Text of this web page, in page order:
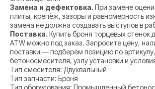
Замена и дефектовка. При замене
плиты, крепёж, зазоры и равномерность
замена не должна создавать выступов в
Поставка. Купить броня торцевых стенок
ATW можно под заказ. Запросите цену,
поставки — подберём позицию по
бетоносмесителя, узлу установки и
Тип смесителя: Двухвальный
Тип запчасти: Броня